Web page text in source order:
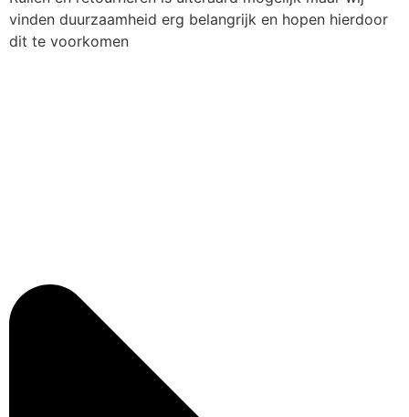
vinden duurzaamheid erg belangrijk en hopen hierdoor
dit te voorkomen